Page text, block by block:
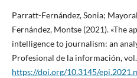
Parratt-Fernández, Sonia;
Fernández, Montse (2021). «The
intelligence to journalism: an
Profesional de la información,
https://doi.org/10.3145/